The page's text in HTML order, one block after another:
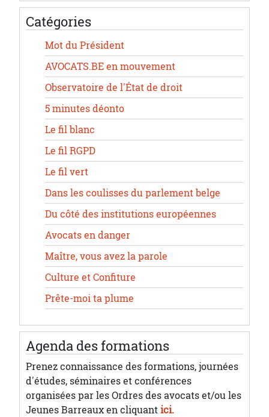
Catégories
Mot du Président
AVOCATS.BE en mouvement
Observatoire de l'État de droit
5 minutes déonto
Le fil blanc
Le fil RGPD
Le fil vert
Dans les coulisses du parlement belge
Du côté des institutions européennes
Avocats en danger
Maître, vous avez la parole
Culture et Confiture
Prête-moi ta plume
Agenda des formations
Prenez connaissance des formations, journées
d'études, séminaires et conférences
organisées par les Ordres des avocats et/ou les
Jeunes Barreaux en cliquantici.